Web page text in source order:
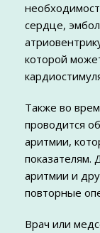
сердце,
которой
Также во
проводится
аритмии,
аритмии и
повторные
Врач или